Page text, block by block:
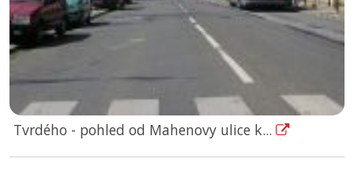
Tvrdého - pohled od Mahenovy ulice k...